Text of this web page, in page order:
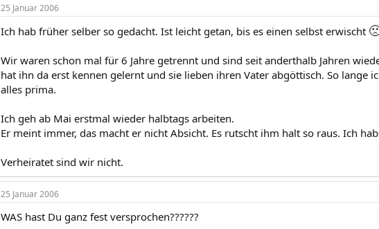
25 Januar 2006
Ich hab früher selber so gedacht. Ist leicht getan, bis es einen selbst erwischt
Wir waren schon mal für 6 Jahre getrennt und sind seit anderthalb Jahren
hat ihn da erst kennen gelernt und sie lieben ihren Vater abgöttisch. So lange
alles prima.
Ich geh ab Mai erstmal wieder halbtags arbeiten.
Er meint immer, das macht er nicht Absicht. Es rutscht ihm halt so raus. Ich
Verheiratet sind wir nicht.
25 Januar 2006
WAS hast Du ganz fest versprochen??????